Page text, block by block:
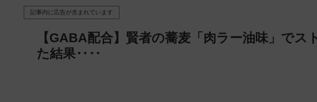
記事内に広告が含まれています
【GABA配合】賢者の蕎麦「肉ラー油味」でス
た結果‥‥